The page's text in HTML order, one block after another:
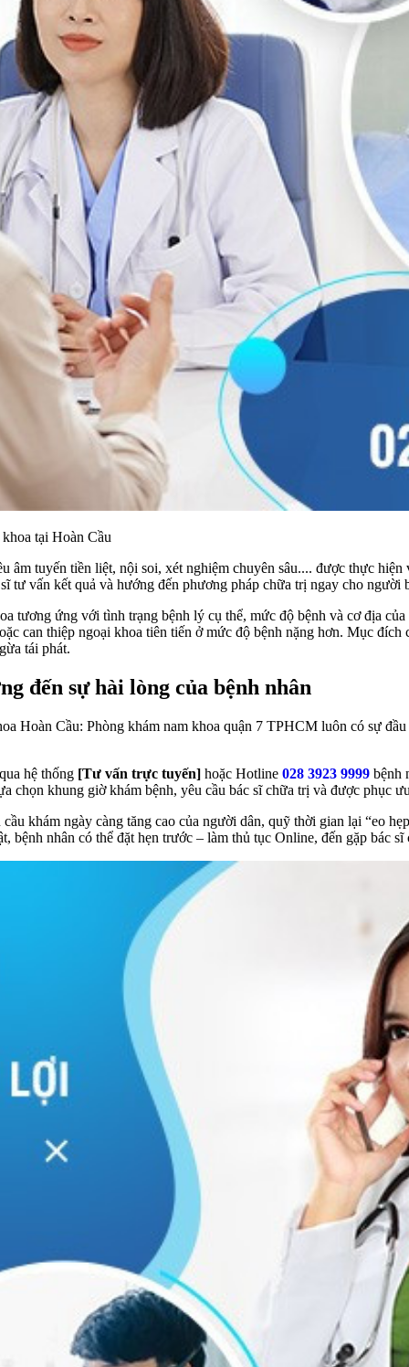
tại Hoàn Cầu
âm tuyến tiền liệt, nội soi, xét nghiệm chuyên sâu.... được thực
tư vấn kết quả và hướng đến phương pháp chữa trị ngay cho người
tương ứng với tình trạng bệnh lý cụ thể, mức độ bệnh và cơ địa
can thiệp ngoại khoa tiên tiến ở mức độ bệnh nặng hơn. Mục
tái phát.
đến sự hài lòng của bệnh nhân
Hoàn Cầu: Phòng khám nam khoa quận 7 TPHCM luôn có sự
hệ thống [Tư vấn trực tuyến] hoặc Hotline 028 3923 9999 bệnh
chọn khung giờ khám bệnh, yêu cầu bác sĩ chữa trị và được phục
khám ngày càng tăng cao của người dân, quỹ thời gian lại “eo
bệnh nhân có thể đặt hẹn trước – làm thủ tục Online, đến gặp bác